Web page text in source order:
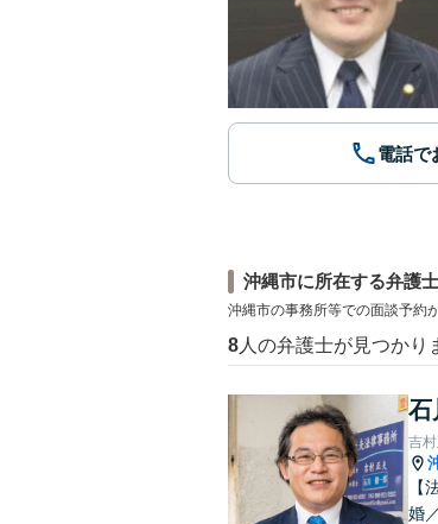
電話で
沖縄市に所在する弁護士
沖縄市の事務所等での面談予約
8 人の弁護士が見つかり
石
吉
【
婚